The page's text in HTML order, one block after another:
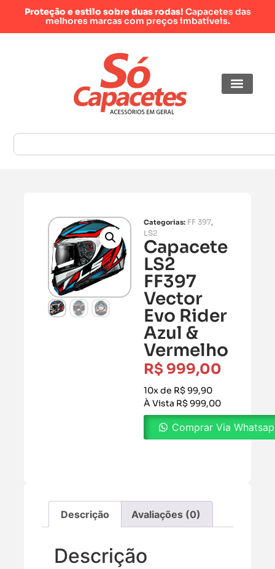
Proteção e estilo sobre duas rodas! Capacetes das
melhores marcas com preços imbatíveis.
Categorias: FF 397,
LS2
Capacete
LS2
FF397
Vector
Evo Rider
Azul &
Vermelho
R$ 999,00
10x de R$ 99,90
À Vista R$ 999,00
Comprar Via
Descrição Avaliações (0)
Descrição